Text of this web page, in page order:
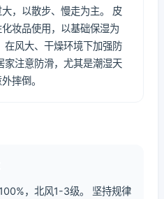
，以散步、慢走为主。 皮
妆品使用，以基础保湿为
在风大、干燥环境下加强防
家注意防滑，尤其是潮湿天
摔倒。
，北风1-3级。 坚持规律